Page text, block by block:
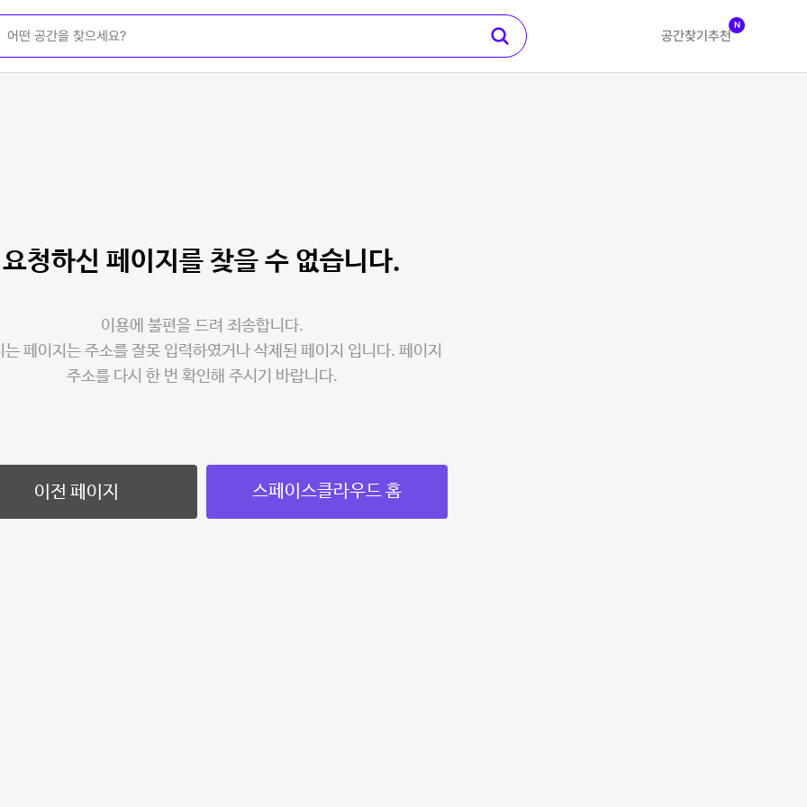
공간찾기 추천
N
요청하신 페이지를 찾을 수 없습니다.
이용에 불편을 드려 죄송합니다.
는 페이지는 주소를 잘못 입력하였거나 삭제된 페이지 입니다. 페이지
주소를 다시 한 번 확인해 주시기 바랍니다.
이전 페이지 스페이스클라우드 홈